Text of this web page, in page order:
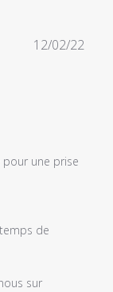
une prise
de
sur
12/02/22